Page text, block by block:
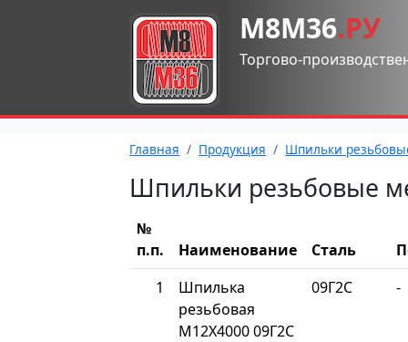
М8М36.РУ
Торгово-
Главная Продукция Шпильки
Шпильки резьбовые
№
п.п.
Наименование Сталь
1
Шпилька
резьбовая
М12Х4000 09Г2С
09Г2С -